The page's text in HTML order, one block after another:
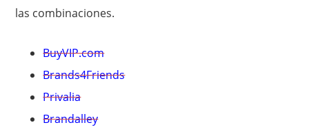
las combinaciones.
BuyVIP.com
Brands4Friends
Privalia
Brandalley